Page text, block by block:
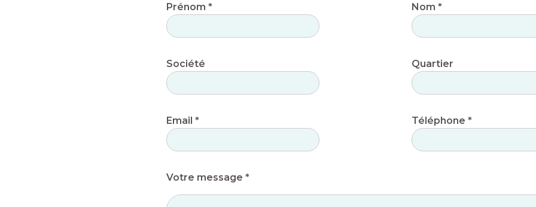
Prénom * Nom *
Société Quartier
Email * Téléphone *
Votre message *